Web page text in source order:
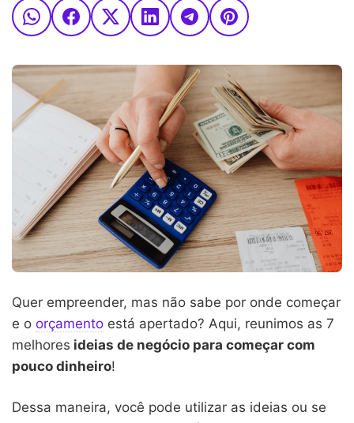
Quer empreender, mas não sabe por onde começar
e o orçamento está apertado? Aqui, reunimos as 7
melhores ideias de negócio para começar com
pouco dinheiro!
Dessa maneira, você pode utilizar as ideias ou se